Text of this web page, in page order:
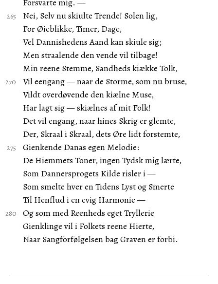
Forsvarte mig. —
Nei, Selv nu skiulte Trende! Solen lig,
For Øieblikke, Timer, Dage,
Vel Dannishedens Aand kan skiule sig;
Men straalende den vende vil tilbage!
Min reene Stemme, Sandheds kiække Tolk,
Vil eengang — naar de Storme, som nu bruse,
Vildt overdøvende den kiælne Muse,
Har lagt sig — skiælnes af mit Folk!
Det vil engang, naar hines Skrig er glemte,
Der, Skraal i Skraal, dets Øre lidt forstemte,
Gienkende Danas egen Melodie:
De Hiemmets Toner, ingen Tydsk mig lærte,
Som Dannersprogets Kilde risler i —
Som smelte hver en Tidens Lyst og Smerte
Til Henflud i en evig Harmonie —
Og som med Reenheds eget Tryllerie
Gienklinge vil i Folkets reene Hierte,
Naar Sangforfølgelsen bag Graven er forbi.